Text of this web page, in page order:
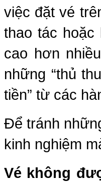
việc đặt vé
thao tác hoặc
cao hơn
những “thủ
tiền” từ các
Để tránh
kinh nghiệm
Vé không